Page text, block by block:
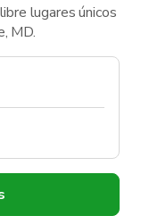
lugares únicos
MD.